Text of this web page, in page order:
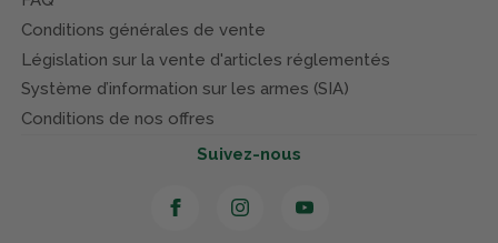
Conditions générales de vente
Législation sur la vente d'articles réglementés
Système d’information sur les armes (SIA)
Conditions de nos offres
Suivez-nous